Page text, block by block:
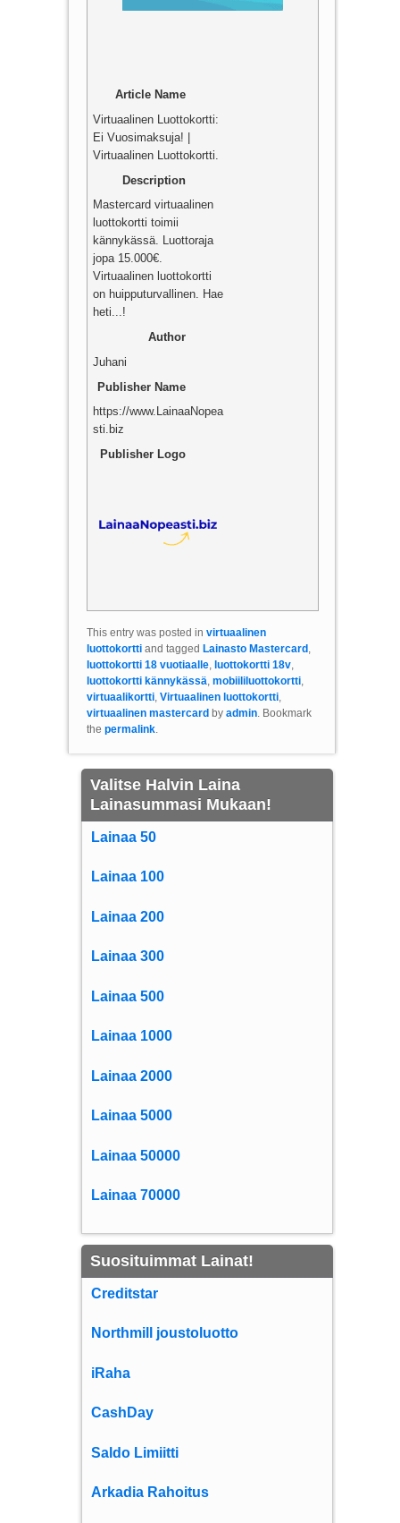
Article Name
Virtuaalinen Luottokortti:
Ei Vuosimaksuja! |
Virtuaalinen Luottokortti.
Description
Mastercard virtuaalinen
luottokortti toimii
kännykässä. Luottoraja
jopa 15.000€.
Virtuaalinen luottokortti
on huipputurvallinen. Hae
heti...!
Author
Juhani
Publisher Name
https://www.LainaaNopea
sti.biz
Publisher Logo
This entry was posted in virtuaalinen
luottokorttiand tagged Lainasto Mastercard,
luottokortti 18 vuotiaalle, luottokortti 18v,
luottokortti kännykässä mobiililuottokortti,
virtuaalikortti, Virtuaalinen luottokortti,
virtuaalinen mastercardby admin. Bookmark
the permalink.
Valitse Halvin Laina
Lainasummasi Mukaan!
Lainaa 50
Lainaa 100
Lainaa 200
Lainaa 300
Lainaa 500
Lainaa 1000
Lainaa 2000
Lainaa 5000
Lainaa 50000
Lainaa 70000
Suosituimmat Lainat!
Creditstar
Northmill joustoluotto
iRaha
CashDay
Saldo Limiitti
Arkadia Rahoitus